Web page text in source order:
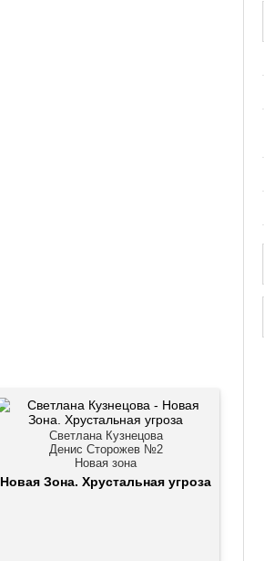
Светлана Кузнецова
Денис Сторожев №2
Новая зона
Новая Зона. Хрустальная угроза